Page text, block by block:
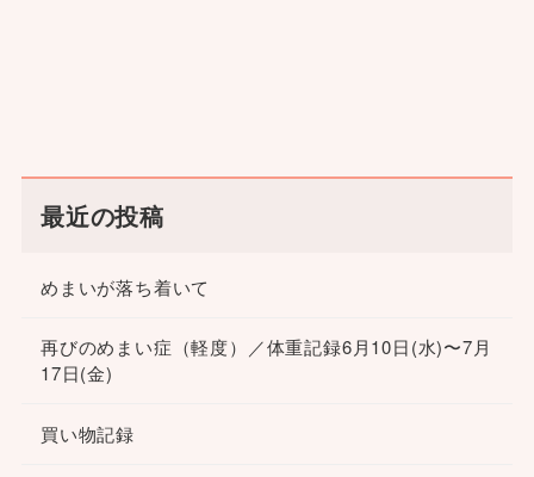
最近の投稿
めまいが落ち着いて
再びのめまい症（軽度）／体重記録6月10日(水)〜7月
17日(金)
買い物記録